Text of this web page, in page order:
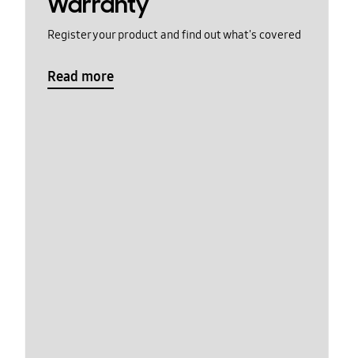
Register your product and find out what's covered
Read more